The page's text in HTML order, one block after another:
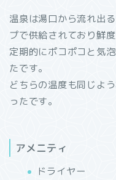
温泉は湯口から流れ出
プで供給されており鮮度
定期的にポコポコと気
たです。
どちらの温度も同じよ
ったです。
アメニティ
ドライヤー